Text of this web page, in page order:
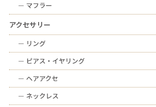
ー マフラー
アクセサリー
ー リング
ー ピアス・イヤリング
ー ヘアアクセ
ー ネックレス